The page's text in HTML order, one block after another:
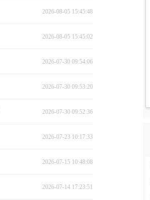
2026-08-05 15:45:48
2026-08-05 15:45:02
2026-07-30 09:54:06
2026-07-30 09:53:20
2026-07-30 09:52:36
2026-07-23 10:17:33
2026-07-15 10:48:08
2026-07-14 17:23:51